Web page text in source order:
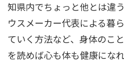
知県内でちょっと他とは違
ウスメーカー代表による暮
ていく方法など、身体のこ
を読めば心も体も健康になれ